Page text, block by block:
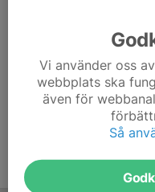
Vi använder oss
webbplats ska
även för
Så